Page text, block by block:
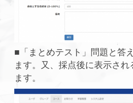
■「まとめテスト」問題と答
ます。又、採点後に表示され
ます。